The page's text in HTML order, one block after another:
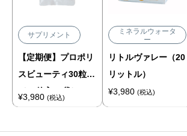
サプリメント
【定期便】プロポリ
スビューティ30粒
（30粒入×1袋）
¥3,980 (税込)
ミネラルウォータ
ー
リトルヴァレー（20
リットル）
¥3,980 (税込)